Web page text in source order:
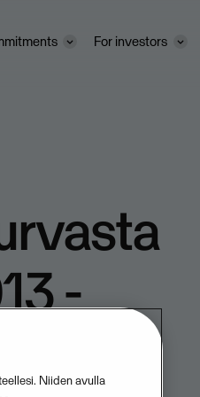
For investors
-
Niiden avulla